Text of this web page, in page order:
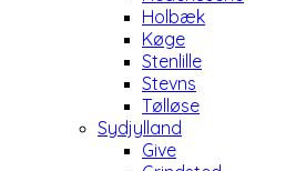
Holbæk
Køge
Stenlille
Stevns
Tølløse
Sydjylland
Give